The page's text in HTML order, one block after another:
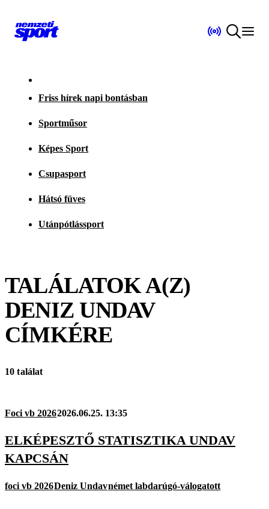
Friss hírek napi bontásban
Sportműsor
Képes Sport
Csupasport
Hátsó füves
Utánpótlássport
TALÁLATOK A(Z)
DENIZ UNDAV
CÍMKÉRE
10 találat
Foci vb 20262026.06.25. 13:35
ELKÉPESZTŐ STATISZTIKA UNDAV
KAPCSÁN
foci vb 2026Deniz Undavnémet labdarúgó-válogatott